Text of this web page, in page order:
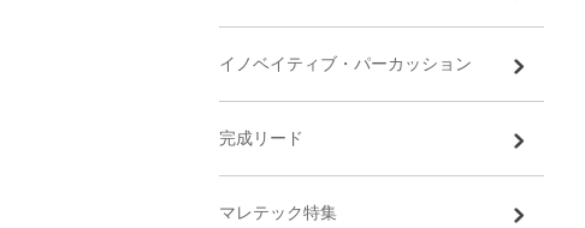
イノベイティブ・パーカッション
完成リード
マレテック特集